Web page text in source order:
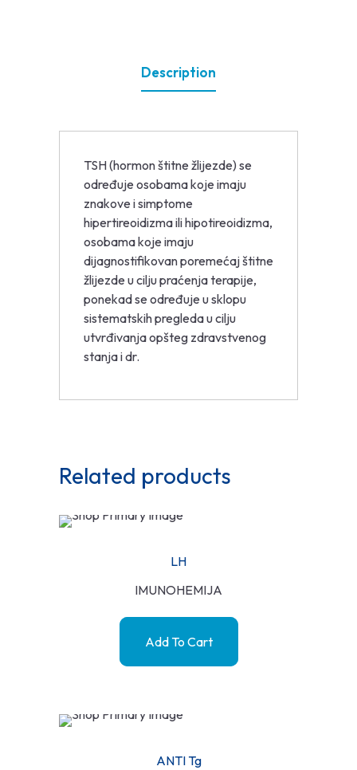
Description
TSH (hormon štitne žlijezde) se
određuje osobama koje imaju
znakove i simptome
hipertireoidizma ili hipotireoidizma,
osobama koje imaju
dijagnostifikovan poremećaj štitne
žlijezde u cilju praćenja terapije,
ponekad se određuje u sklopu
sistematskih pregleda u cilju
utvrđivanja opšteg zdravstvenog
stanja i dr.
Related products
LH
IMUNOHEMIJA
Add To Cart
ANTI Tg